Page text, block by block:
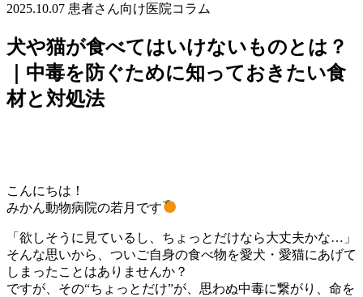
2025.10.07 患者さん向け医院コラム
犬や猫が食べてはいけないものとは？
｜中毒を防ぐために知っておきたい食
材と対処法
こんにちは！
みかん動物病院の若月です
「欲しそうに見ているし、ちょっとだけなら大丈夫かな…」
そんな思いから、ついご自身の食べ物を愛犬・愛猫にあげて
しまったことはありませんか？
ですが、その“ちょっとだけ”が、思わぬ中毒に繋がり、命を